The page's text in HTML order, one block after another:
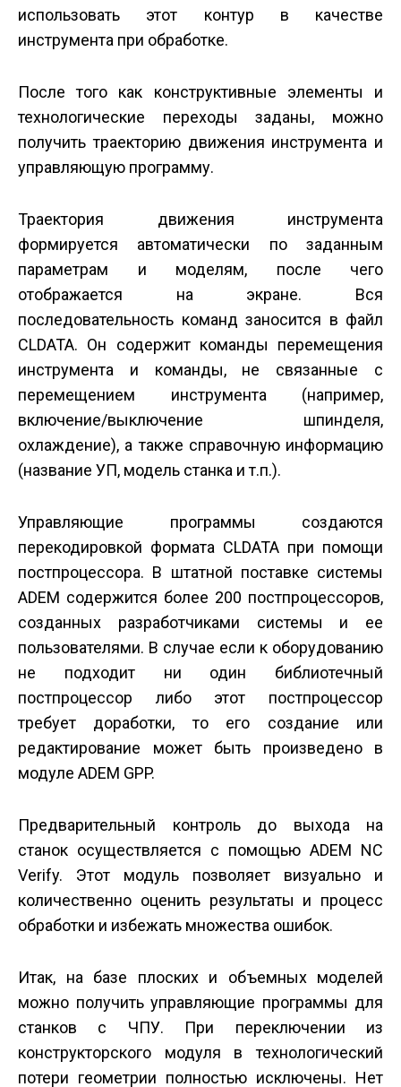
использовать этот контур в качестве
инструмента при обработке.
После того как конструктивные элементы и
технологические переходы заданы, можно
получить траекторию движения инструмента и
управляющую программу.
Траектория движения инструмента
формируется автоматически по заданным
параметрам и моделям, после чего
отображается на экране. Вся
последовательность команд заносится в файл
CLDATA. Он содержит команды перемещения
инструмента и команды, не связанные с
перемещением инструмента (например,
включение/выключение шпинделя,
охлаждение), а также справочную информацию
(название УП, модель станка и т.п.).
Управляющие программы создаются
перекодировкой формата CLDATA при помощи
постпроцессора. В штатной поставке системы
ADEM содержится более 200 постпроцессоров,
созданных разработчиками системы и ее
пользователями. В случае если к оборудованию
не подходит ни один библиотечный
постпроцессор либо этот постпроцессор
требует доработки, то его создание или
редактирование может быть произведено в
модуле ADEM GPP.
Предварительный контроль до выхода на
станок осуществляется с помощью ADEM NC
Verify. Этот модуль позволяет визуально и
количественно оценить результаты и процесс
обработки и избежать множества ошибок.
Итак, на базе плоских и объемных моделей
можно получить управляющие программы для
станков с ЧПУ. При переключении из
конструкторского модуля в технологический
потери геометрии полностью исключены. Нет